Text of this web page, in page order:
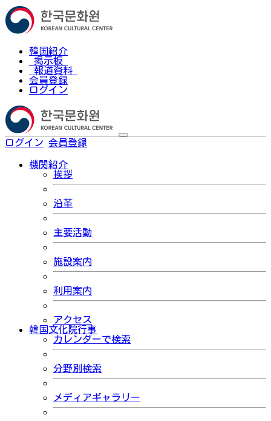
韓国紹介
掲示板
報道資料
会員登録
ログイン
ログイン 会員登録
機関紹介
挨拶
沿革
主要活動
施設案内
利用案内
アクセス
韓国文化院行事
カレンダーで検索
分野別検索
メディアギャラリー